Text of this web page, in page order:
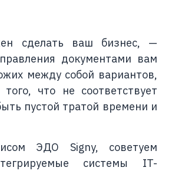
сделать ваш бизнес, —
документами вам
между собой вариантов,
что не соответствует
пустой тратой времени и
ЭДО Signy, советуем
системы IT-